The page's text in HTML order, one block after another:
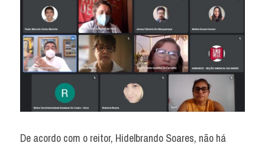
De acordo com o reitor, Hidelbrando Soares, não há